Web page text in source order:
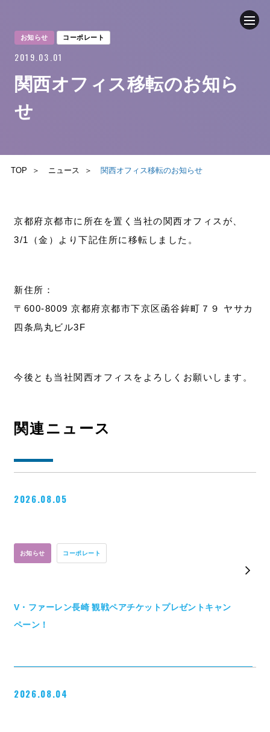
企業情報
ニュース
サステナビリティ
お問い合わせ
お知らせ コーポレート
2019.03.01
関西オフィス移転のお知ら
せ
TOP ニュース 関西オフィス移転のお知らせ
京都府京都市に所在を置く当社の関西オフィスが、
3/1（金）より下記住所に移転しました。
新住所：
〒600-8009 京都府京都市下京区函谷鉾町７９ ヤサカ
四条烏丸ビル3F
今後とも当社関西オフィスをよろしくお願いします。
関連ニュース
2026.08.05
お知らせ コーポレート
V・ファーレン長崎 観戦ペアチケットプレゼントキャン
ペーン！
2026.08.04